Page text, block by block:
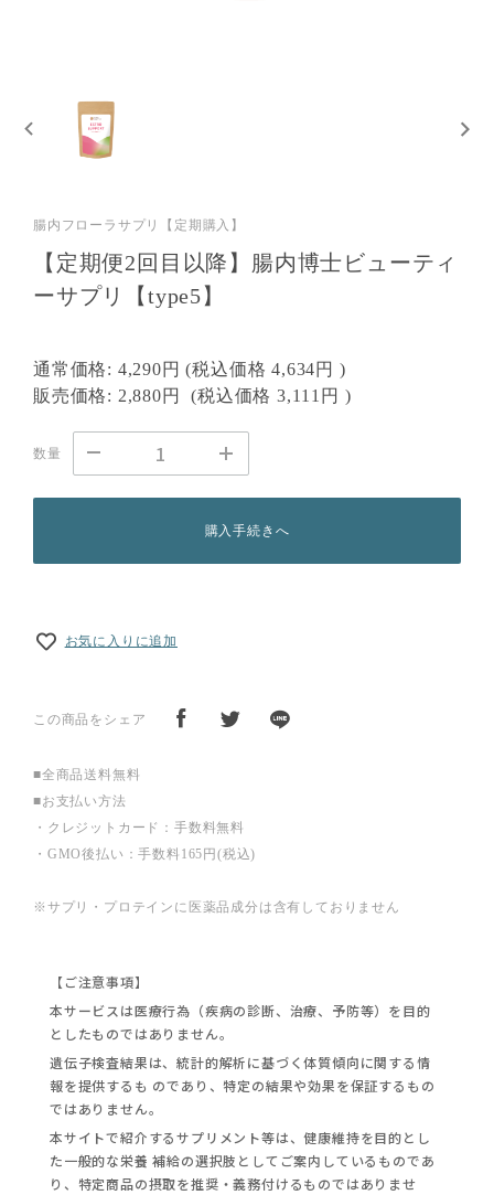
腸内フローラサプリ【定期購入】
【定期便2回目以降】腸内博士ビューティ
ーサプリ【type5】
通常価格: 4,290円 (税込価格4,634円 )
販売価格: 2,880円 (税込価格3,111円 )
数量
購入手続きへ
お気に入りに追加
この商品をシェア
■全商品送料無料
■お支払い方法
・クレジットカード：手数料無料
・GMO後払い：手数料165円(税込)
※サプリ・プロテインに医薬品成分は含有しておりません
【ご注意事項】
本サービスは医療行為（疾病の診断、治療、予防等）を目的
としたものではありません。
遺伝子検査結果は、統計的解析に基づく体質傾向に関する情
報を提供するも のであり、特定の結果や効果を保証するもの
ではありません。
本サイトで紹介するサプリメント等は、健康維持を目的とし
た一般的な栄養 補給の選択肢としてご案内しているものであ
り、特定商品の摂取を推奨・義務付けるものではありませ